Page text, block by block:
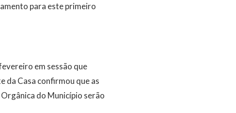
para este primeiro
em sessão que
da Casa confirmou que as
do Município serão